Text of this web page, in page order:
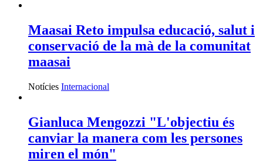
Maasai Reto impulsa educació, salut i
conservació de la mà de la comunitat
maasai
Notícies Internacional
Gianluca Mengozzi "L'objectiu és
canviar la manera com les persones
miren el món"